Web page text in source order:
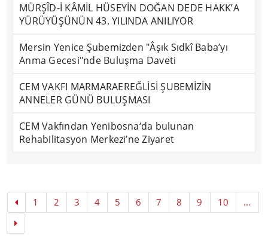
MÜRŞÎD-İ KÂMİL HÜSEYİN DOĞAN DEDE HAKK’A
YÜRÜYÜŞÜNÜN 43. YILINDA ANILIYOR
Mersin Yenice Şubemizden "Âşık Sıdkî Baba’yı
Anma Gecesi"nde Buluşma Daveti
CEM VAKFI MARMARAEREĞLİSİ ŞUBEMİZİN
ANNELER GÜNÜ BULUŞMASI
CEM Vakfından Yenibosna‘da bulunan
Rehabilitasyon Merkezi’ne Ziyaret
1 2 3 4 5 6 7 8 9 10 ...